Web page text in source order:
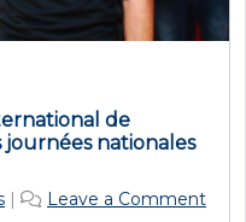
de
nationales
| Leave a Comment